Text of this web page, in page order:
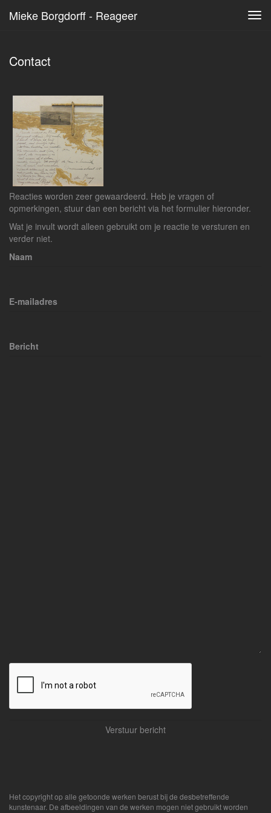
Mieke Borgdorff - Reageer
Contact
Reacties worden zeer gewaardeerd. Heb je vragen of
opmerkingen, stuur dan een bericht via het formulier hieronder.
Wat je invult wordt alleen gebruikt om je reactie te versturen en
verder niet.
Naam
E-mailadres
Bericht
Het copyright op alle getoonde werken berust bij de desbetreffende
kunstenaar. De afbeeldingen van de werken mogen niet gebruikt worden